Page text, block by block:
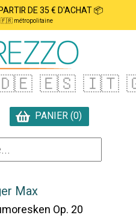
DE 35 € D'ACHAT 📦
🇫🇷 métropolitaine
🇪🇸 🇮🇹
PANIER (0)
Max
Op. 20